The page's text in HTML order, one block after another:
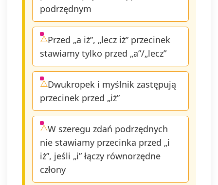
podrzędnym
Przed „a iż”, „lecz iż” przecinek
stawiamy tylko przed „a”/„lecz”
Dwukropek i myślnik zastępują
przecinek przed „iż”
W szeregu zdań podrzędnych
nie stawiamy przecinka przed „i
iż”, jeśli „i” łączy równorzędne
człony